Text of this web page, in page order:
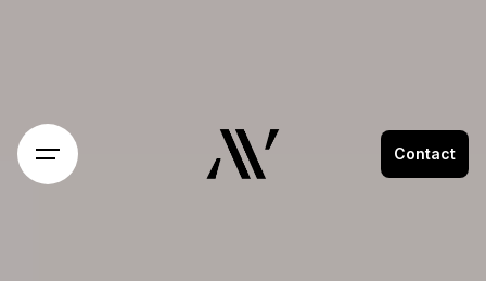
Contact